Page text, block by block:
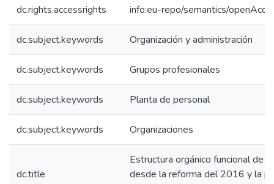
dc.rights.accessrights info:eu-repo/semantics/
dc.subject.keywords Organización y administración
dc.subject.keywords Grupos profesionales
dc.subject.keywords Planta de personal
dc.subject.keywords Organizaciones
dc.title
Estructura orgánico funcional de
desde la reforma del 2016 y la